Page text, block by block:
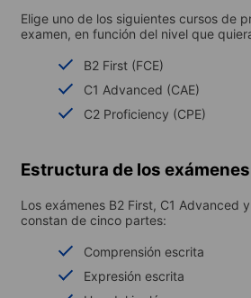
Elige uno de los siguientes cursos de
examen, en función del nivel que
B2 First (FCE)
C1 Advanced (CAE)
C2 Proficiency (CPE)
Estructura de los exámenes
Los exámenes B2 First, C1 Advanced
constan de cinco partes:
Comprensión escrita
Expresión escrita